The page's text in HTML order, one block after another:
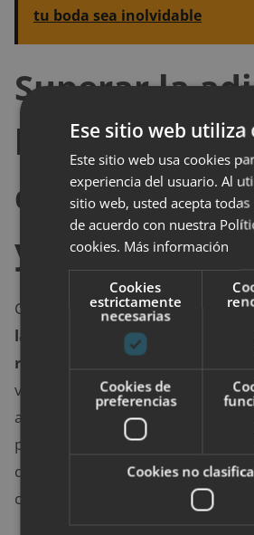
tu boda sea inolvidable
Superar la
las compras
cuestión de
y voluntad
Como has podido observar,
las compras no es una tarea
realizar
. Resulta fundamental
voluntad y conciencia para
algunos de los consejos
podrás resistir con mayor firmeza
desenfrenados tan
compulsivas.
Ese sitio web utiliza
Este sitio web usa cookies
experiencia del usuario. Al
sitio web, usted acepta todas
de acuerdo con nuestra
cookies. Más información
Cookies
estrictamente
necesarias
Cookies de
preferencias
Cookies no